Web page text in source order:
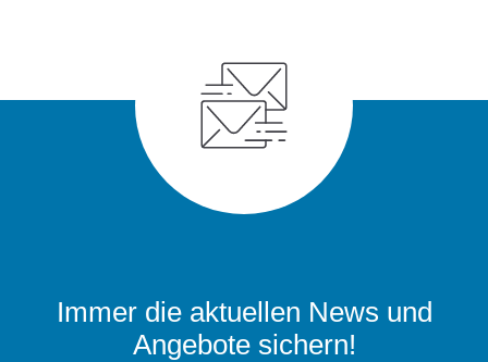
Immer die aktuellen News und
Angebote sichern!